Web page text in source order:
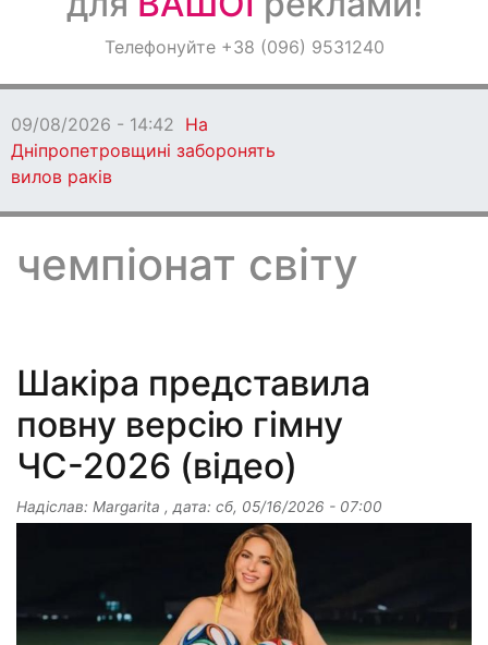
ОголошенняТелефонуйте +38 (096) 9531240
09/08/2026 - 13:06
Кам'янське втратило
захисника
чемпіонат світу
Шакіра представила
повну версію гімну
ЧС-2026 (відео)
Надіслав: Margarita , дата: сб, 05/16/2026 - 07:00